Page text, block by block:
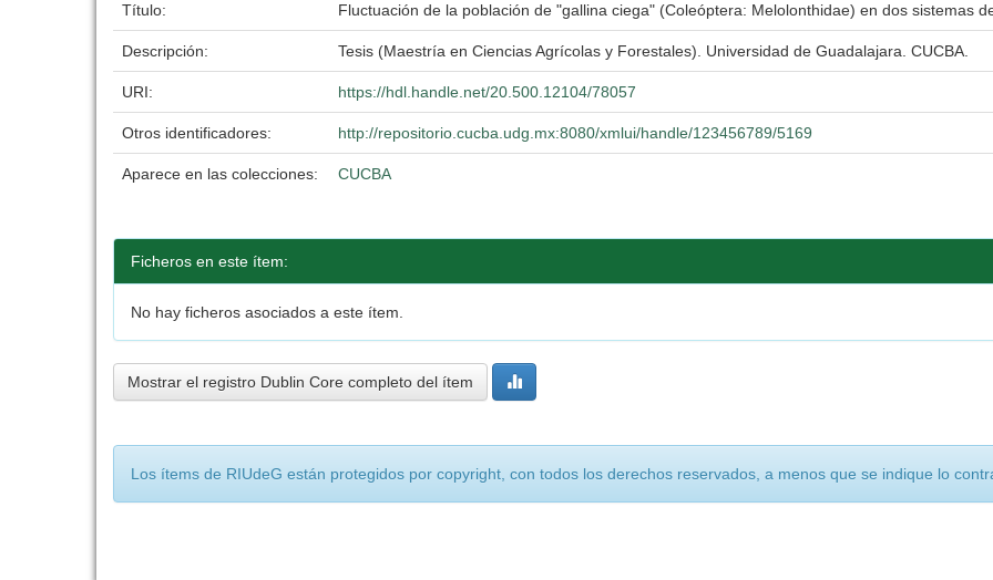
Título: Fluctuación de la población de "gallina ciega" (Coleóptera: Melolonthidae) en dos sistemas
Descripción: Tesis (Maestría en Ciencias Agrícolas y Forestales). Universidad de Guadalajara. CUCBA.
URI: https://hdl.handle.net/20.500.12104/78057
Otros identificadores: http://repositorio.cucba.udg.mx:8080/xmlui/handle/123456789/5169
Aparece en las colecciones: CUCBA
Ficheros en este ítem:
No hay ficheros asociados a este ítem.
Mostrar el registro Dublin Core completo del ítem
Los ítems de RIUdeG están protegidos por copyright, con todos los derechos reservados, a menos que se indique lo